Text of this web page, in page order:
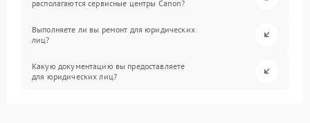
располагаются сервисные центры Canon?
Выполняете ли вы ремонт для юридических
лиц?
Какую документацию вы предоставляете
для юридических лиц?